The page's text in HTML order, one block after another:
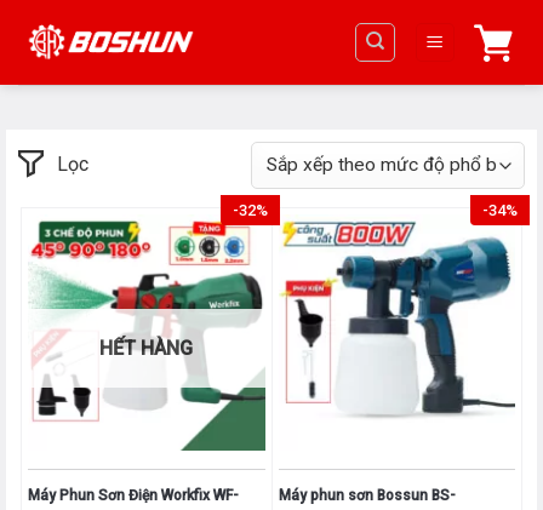
đến
Lọc
-32%
HẾT HÀNG
Máy Phun Sơn Điện Workfix WF-
-34%
Máy phun sơn Bossun BS-